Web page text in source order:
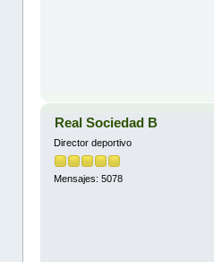
Real Sociedad B
Director deportivo
Mensajes: 5078